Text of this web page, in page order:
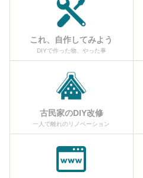
これ、自作してみよう
DIYで作った物、やった事
古民家のDIY改修
一人で離れのリノベーション